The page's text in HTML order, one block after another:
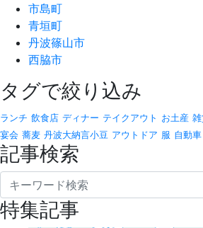
市島町
青垣町
丹波篠山市
西脇市
タグで絞り込み
ランチ 飲食店 ディナー テイクアウト お土産
宴会 蕎麦 丹波大納言小豆 アウトドア 服 自動
記事検索
特集記事